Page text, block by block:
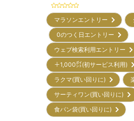
マラソンエントリー
0のつく日エントリー
ウェブ検索利用エントリー
＋1,000㌽(初サービス利用)
ラクマ(買い回りに)
サーティワン(買い回りに)
食パン袋(買い回りに)